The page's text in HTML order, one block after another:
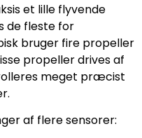
et lille flyvende
de fleste for
bruger fire propeller
propeller drives af
meget præcist
af flere sensorer: